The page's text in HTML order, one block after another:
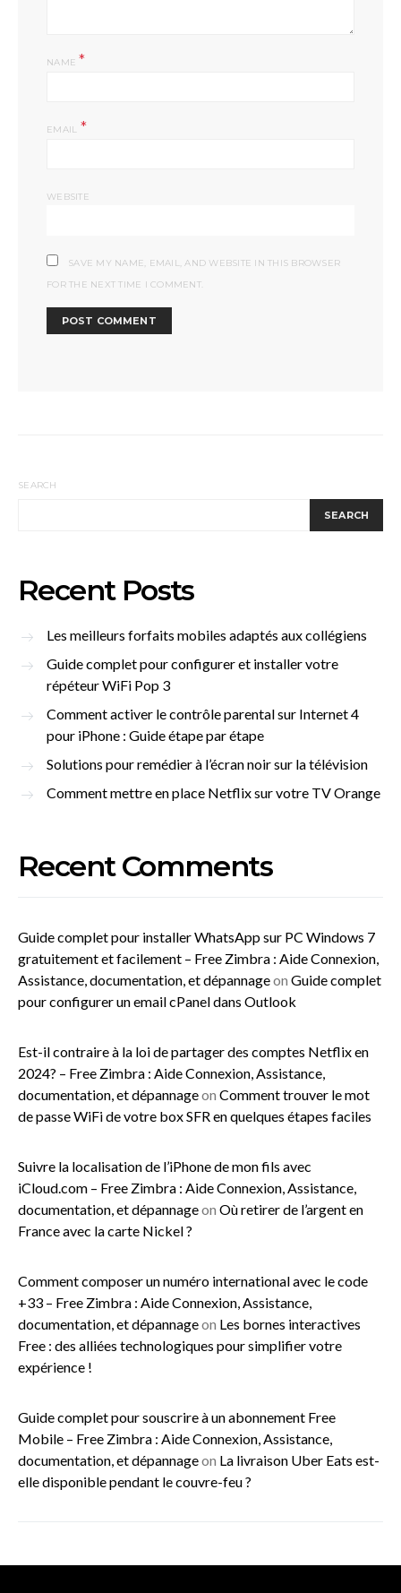
NAME *
EMAIL *
WEBSITE
SAVE MY NAME, EMAIL, AND WEBSITE IN THIS BROWSER
FOR THE NEXT TIME I COMMENT.
SEARCH
SEARCH
Recent Posts
Les meilleurs forfaits mobiles adaptés aux collégiens
Guide complet pour configurer et installer votre
répéteur WiFi Pop 3
Comment activer le contrôle parental sur Internet 4
pour iPhone : Guide étape par étape
Solutions pour remédier à l’écran noir sur la télévision
Comment mettre en place Netflix sur votre TV Orange
Recent Comments
Guide complet pour installer WhatsApp sur PC Windows 7
gratuitement et facilement – Free Zimbra : Aide Connexion,
Assistance, documentation, et dépannageon Guide complet
pour configurer un email cPanel dans Outlook
Est-il contraire à la loi de partager des comptes Netflix en
2024? – Free Zimbra : Aide Connexion, Assistance,
documentation, et dépannageon Comment trouver le mot
de passe WiFi de votre box SFR en quelques étapes faciles
Suivre la localisation de l’iPhone de mon fils avec
iCloud.com – Free Zimbra : Aide Connexion, Assistance,
documentation, et dépannageon Où retirer de l’argent en
France avec la carte Nickel ?
Comment composer un numéro international avec le code
+33 – Free Zimbra : Aide Connexion, Assistance,
documentation, et dépannageon Les bornes interactives
Free : des alliées technologiques pour simplifier votre
expérience !
Guide complet pour souscrire à un abonnement Free
Mobile – Free Zimbra : Aide Connexion, Assistance,
documentation, et dépannageon La livraison Uber Eats est-
elle disponible pendant le couvre-feu ?